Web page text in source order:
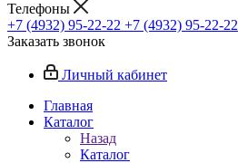
Телефоны
+7 (4932) 95-22-22 +7 (4932) 95-22-22
Заказать звонок
Личный кабинет
Главная
Каталог
Назад
Каталог